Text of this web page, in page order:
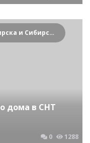
Криминальные новости Новосибирска и Сибирского региона
дома в СНТ
0 1288